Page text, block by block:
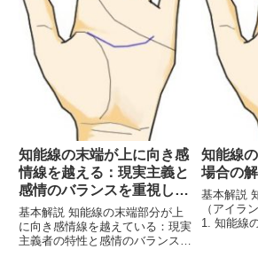
知能線の末端が上に向き感
情線を越える：現実主義と
感情のバランスを重視した
成功法則
基本解説 知能線の末端部分が上
に向き感情線を越えている：現実
主義者の特性と感情のバランスは
知能線
場合の
基本解説
（アイラ
1. 知能線